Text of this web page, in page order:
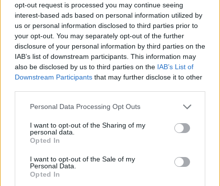
opt-out request is processed you may continue seeing
interest-based ads based on personal information utilized by
us or personal information disclosed to third parties prior to
your opt-out. You may separately opt-out of the further
disclosure of your personal information by third parties on the
IAB’s list of downstream participants. This information may
also be disclosed by us to third parties on the IAB’s List of
Downstream Participants that may further disclose it to other
Personal Data Processing Opt Outs
I want to opt-out of the Sharing of my
personal data.
Opted In
I want to opt-out of the Sale of my
Personal Data.
Opted In
roncsprémium felhasználásával újat vegyen, a hír
elolvasása után vegye az irányt az autóbontó felé. Alig 35
órával azután, hogy a kormány meghirdette a
roncsprémium második fordulóját, a 22,1 millió eurós keret
fele elfogyott", írta az újság az MTI tudósítása szerint.
Kedd délig 11 100 öreg gépkocsit adtak le az
autóbontókban...
KEDVES OLVASÓNK!
A keresett cikk a portfolio.hu hírarchívumához
tartozik, melynek olvasása előfizetéses
Az előfizetés a következőket tartalmazza:
Portfolio.hu teljes cikkarchívum